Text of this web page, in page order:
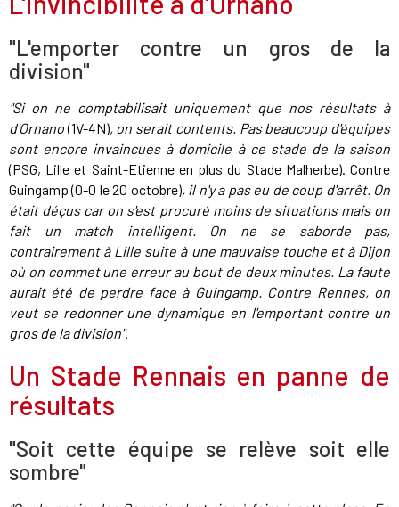
"L'emporter contre un gros de la
division"
"Si on ne comptabilisait uniquement que nos résultats à
d'Ornano(1V-4N), on serait contents. Pas beaucoup d'équipes
sont encore invaincues à domicile à ce stade de la saison
(PSG, Lille et Saint-Etienne en plus du Stade Malherbe). Contre
Guingamp (0-0 le 20 octobre), il n'y a pas eu de coup d'arrêt. On
était déçus car on s'est procuré moins de situations mais on
fait un match intelligent. On ne se saborde pas,
contrairement à Lille suite à une mauvaise touche et à Dijon
où on commet une erreur au bout de deux minutes. La faute
aurait été de perdre face à Guingamp. Contre Rennes, on
veut se redonner une dynamique en l'emportant contre un
gros de la division".
Un Stade Rennais en panne de
résultats
"Soit cette équipe se relève soit elle
sombre"